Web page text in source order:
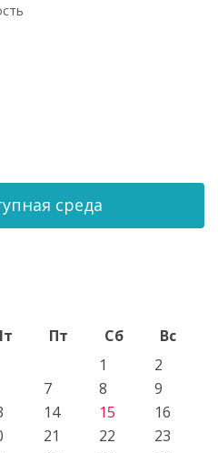
среда
Пт Сб
Вс
1
2
7 8
9
14 15
16
21 22
23